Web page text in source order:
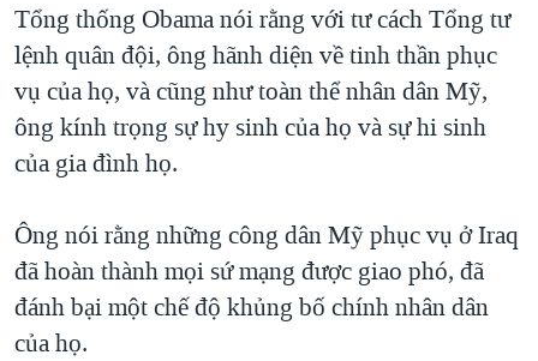
Tổng thống Obama nói rằng với tư cách Tổng tư
lệnh quân đội, ông hãnh diện về tinh thần phục
vụ của họ, và cũng như toàn thể nhân dân Mỹ,
ông kính trọng sự hy sinh của họ và sự hi sinh
của gia đình họ.
Ông nói rằng những công dân Mỹ phục vụ ở Iraq
đã hoàn thành mọi sứ mạng được giao phó, đã
đánh bại một chế độ khủng bố chính nhân dân
của họ.